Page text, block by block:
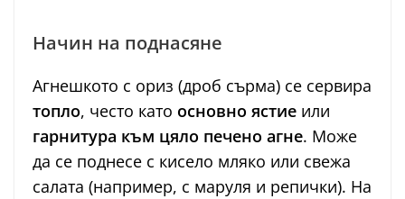
Начин на поднасяне
Агнешкото с ориз (дроб сърма) се сервира
топло, често като основно ястие или
гарнитура към цяло печено агне. Може
да се поднесе с кисело мляко или свежа
салата (например, с маруля и репички). На